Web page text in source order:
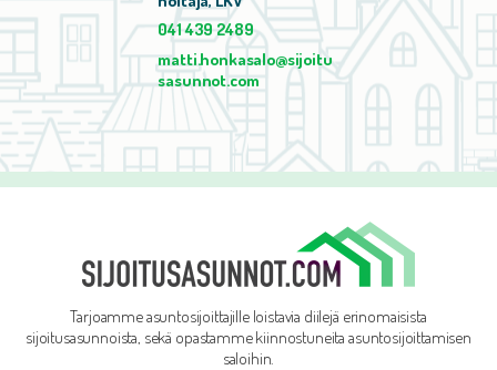
041 439 2489
matti.honkasalo@sijoitu
sasunnot.com
Tarjoamme asuntosijoittajille loistavia diilejä erinomaisista
sijoitusasunnoista, sekä opastamme kiinnostuneita asuntosijoittamisen
saloihin.